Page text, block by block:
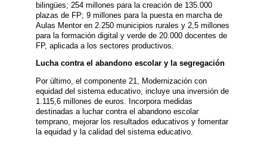
bilingües; 254 millones para la creación de 135.000
plazas de FP; 9 millones para la puesta en marcha de
Aulas Mentor en 2.250 municipios rurales y 2,5 millones
para la formación digital y verde de 20.000 docentes de
FP, aplicada a los sectores productivos.
Lucha contra el abandono escolar y la segregación
Por último, el componente 21, Modernización con
equidad del sistema educativo, incluye una inversión de
1.115,6 millones de euros. Incorpora medidas
destinadas a luchar contra el abandono escolar
temprano, mejorar los resultados educativos y fomentar
la equidad y la calidad del sistema educativo.